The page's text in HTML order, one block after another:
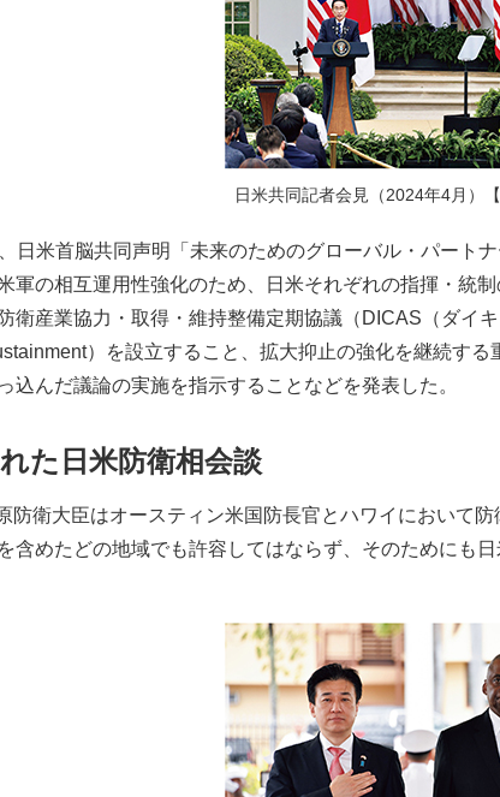
日米共同記者会見（2024年4月）【
日米首脳共同声明「未来のためのグローバル・パート
軍の相互運用性強化のため、日米それぞれの指揮・統
衛産業協力・取得・維持整備定期協議（DICAS（ダイ
）を設立すること、拡大抑止の強化を継続す
込んだ議論の実施を指示することなどを発表した。
た日米防衛相会談
防衛大臣はオースティン米国防長官とハワイにおいて
含めたどの地域でも許容してはならず、そのためにも